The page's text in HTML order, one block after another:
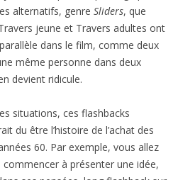
alternatifs, genre Sliders, que
jeune et Travers adultes ont
dans le film, comme deux
même personne dans deux
devient ridicule.
situations, ces flashbacks
du être l’histoire de l’achat des
60. Par exemple, vous allez
à présenter une idée,